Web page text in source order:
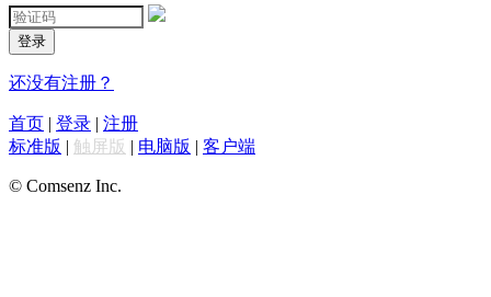
登录
还没有注册？
首页 | 登录 | 注册
标准版 | 触屏版 | 电脑版 | 客户端
© Comsenz Inc.